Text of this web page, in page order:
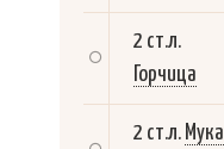
2 ст.л.
Горчица
2 ст.л. Мука